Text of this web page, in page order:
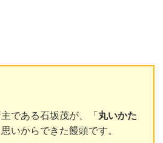
である石坂茂が、「 丸いかた
思いからできた饅頭です。